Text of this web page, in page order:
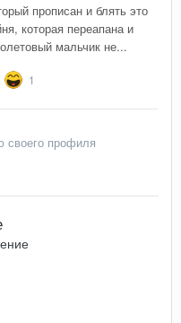
прописан и блять это
которая переапана и
мальчик не...
1
своего профиля